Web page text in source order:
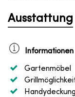
Ausstattung
Informationen
Gartenmöbel